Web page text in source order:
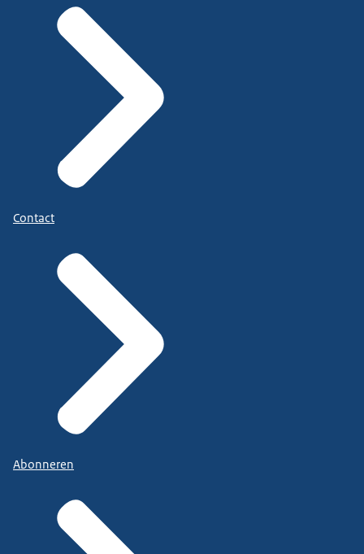
Contact
Abonneren